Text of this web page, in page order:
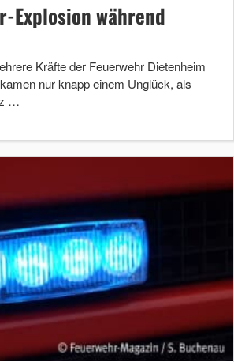
Explosion während
Kräfte der Feuerwehr Dietenheim
nur knapp einem Unglück, als
…